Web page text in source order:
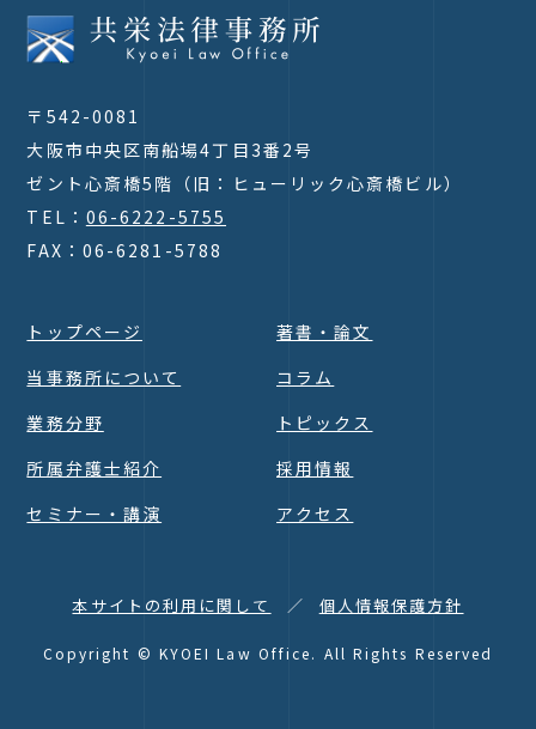
〒542-0081
大阪市中央区南船場4丁目3番2号
ゼント心斎橋5階（旧：ヒューリック心斎橋ビル）
TEL： 06-6222-5755
FAX：06-6281-5788
トップページ
当事務所について
業務分野
所属弁護士紹介
セミナー・講演
著書・論文
コラム
トピックス
採用情報
アクセス
本サイトの利用に関して 個人情報保護方針
Copyright © KYOEI Law Office. All Rights Reserved